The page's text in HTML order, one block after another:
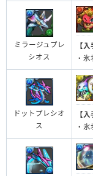
ミラージュプレ
シオス
【
・
ドットプレシオ
ス
【
・